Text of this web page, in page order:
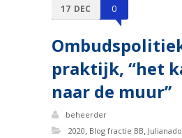
17 DEC 0
praktijk, “het
naar de muur’’
beheerder
2020, Blog fractie BB,